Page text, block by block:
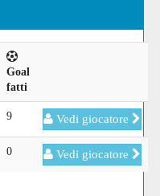
Goal
fatti
9 Vedi giocatore
0 Vedi giocatore